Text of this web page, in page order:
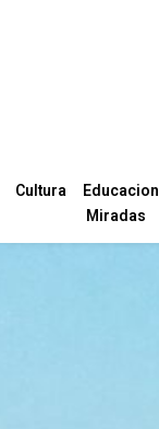
Cultura Educacion
Miradas